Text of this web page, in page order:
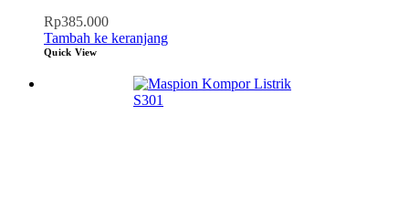
Rp385.000
Tambah ke keranjang
Quick View